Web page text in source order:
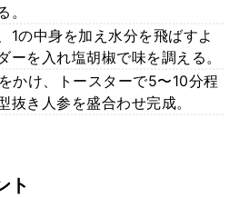
。
1の中身を加え水分を飛ばすよ
ーを入れ塩胡椒で味を調える。
かけ、トースターで5〜10分程
抜き人参を盛合わせ完成。
ト